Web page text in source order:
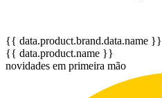
{{ data.product.brand.data.name }}
{{ data.product.name }}
novidades em primeira mão